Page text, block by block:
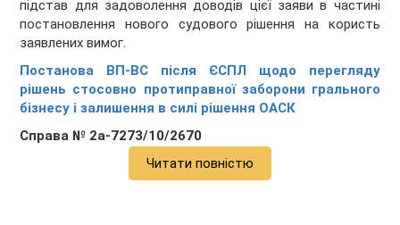
підстав для задоволення доводів цієї заяви в частині
постановлення нового судового рішення на користь
заявлених вимог.
Постанова ВП-ВС після ЄСПЛ щодо перегляду
рішень стосовно протиправної заборони грального
бізнесу і залишення в силі рішення ОАСК
Справа № 2а-7273/10/2670
Читати повністю